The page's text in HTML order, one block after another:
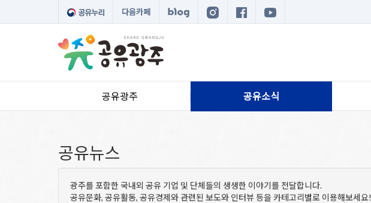
다음카페
공유광주 공유소식
공유뉴스
광주를 포함한 국내외 공유 기업 및 단체들의 생생한 이야기를 전달합니다.
공유문화, 공유활동, 공유경제와 관련된 보도와 인터뷰 등을 카테고리별로 이용해보세요!